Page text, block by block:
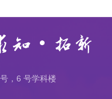
，6 号学科楼